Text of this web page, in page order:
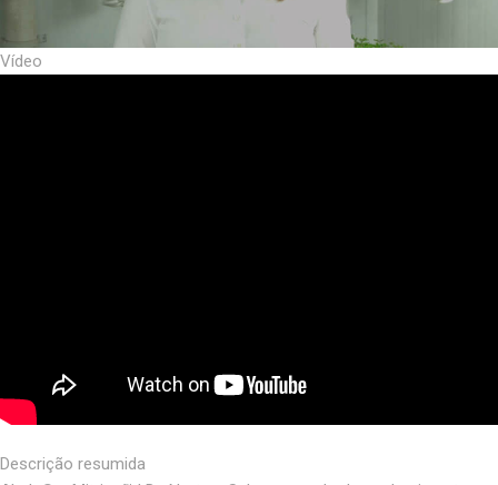
Vídeo
Descrição resumida